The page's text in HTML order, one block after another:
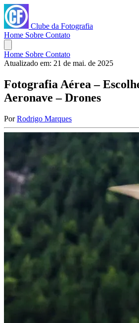
Clube da Fotografia
Home Sobre Contato
Home Sobre Contato
Atualizado em: 21 de mai. de 2025
Fotografia Aérea –
Aeronave – Drones
Por Rodrigo Marques